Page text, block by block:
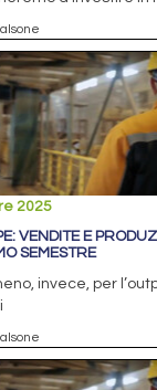
2025
VENDITE E
SEMESTRE
invece, per